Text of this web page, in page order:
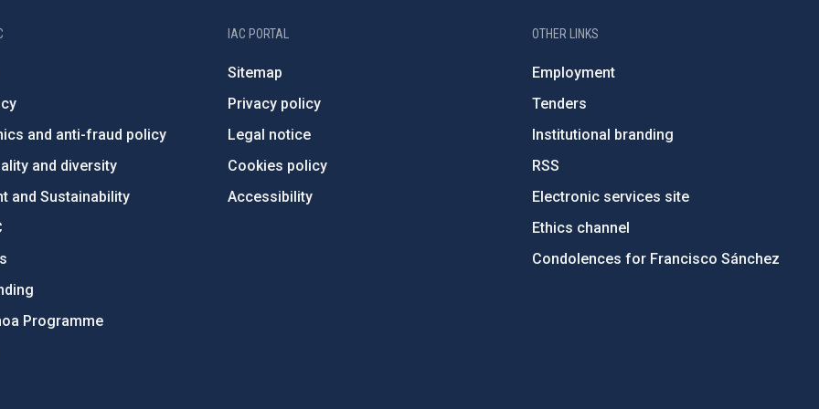
and anti-fraud policy
and diversity
and Sustainability
Programme
IAC PORTAL
Sitemap
Privacy policy
Legal notice
Cookies policy
Accessibility
OTHER LINKS
Employment
Tenders
Institutional branding
RSS
Electronic services site
Ethics channel
Condolences for Francisco Sánchez